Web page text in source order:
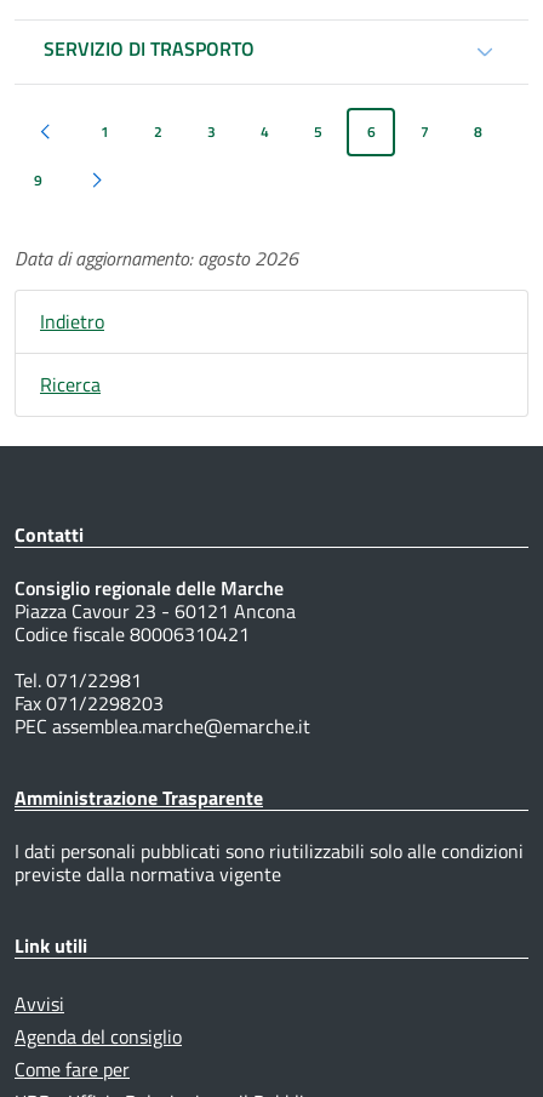
SERVIZIO DI TRASPORTO
Pagina precedente
1 2 3 4 5 6 7 8
9 Pagina successiva
Data di aggiornamento: agosto 2026
Indietro
Ricerca
Contatti
Consiglio regionale delle Marche
Piazza Cavour 23 - 60121 Ancona
Codice fiscale 80006310421
Tel. 071/22981
Fax 071/2298203
PEC assemblea.marche@emarche.it
Amministrazione Trasparente
I dati personali pubblicati sono riutilizzabili solo alle condizioni
previste dalla normativa vigente
Link utili
Avvisi
Agenda del consiglio
Come fare per